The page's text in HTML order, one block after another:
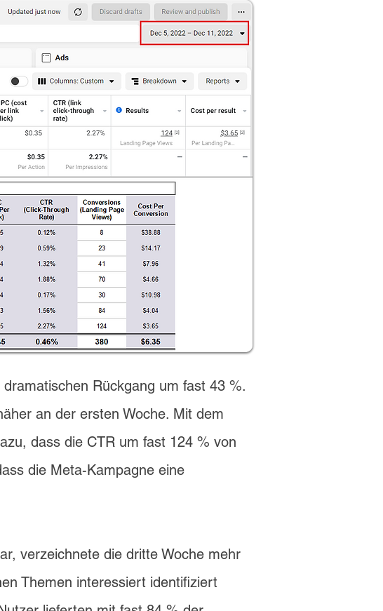
Rückgang um fast 43 %.
an der ersten Woche. Mit dem
dass die CTR um fast 124 % von
die Meta-Kampagne eine
verzeichnete die dritte Woche mehr
Themen interessiert identifiziert